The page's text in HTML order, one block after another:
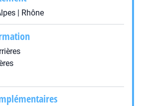
| Rhône